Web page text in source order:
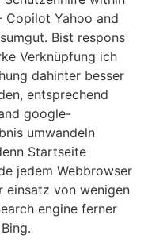
Copilot Yahoo and
Bist respons
Verknüpfung ich
dahinter besser
entsprechend
google-
umwandeln
Startseite
jedem Webbrowser
einsatz von wenigen
engine ferner